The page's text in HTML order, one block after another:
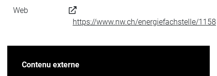
Web
https://www.nw.ch/energiefachstelle/1158
Contenu externe